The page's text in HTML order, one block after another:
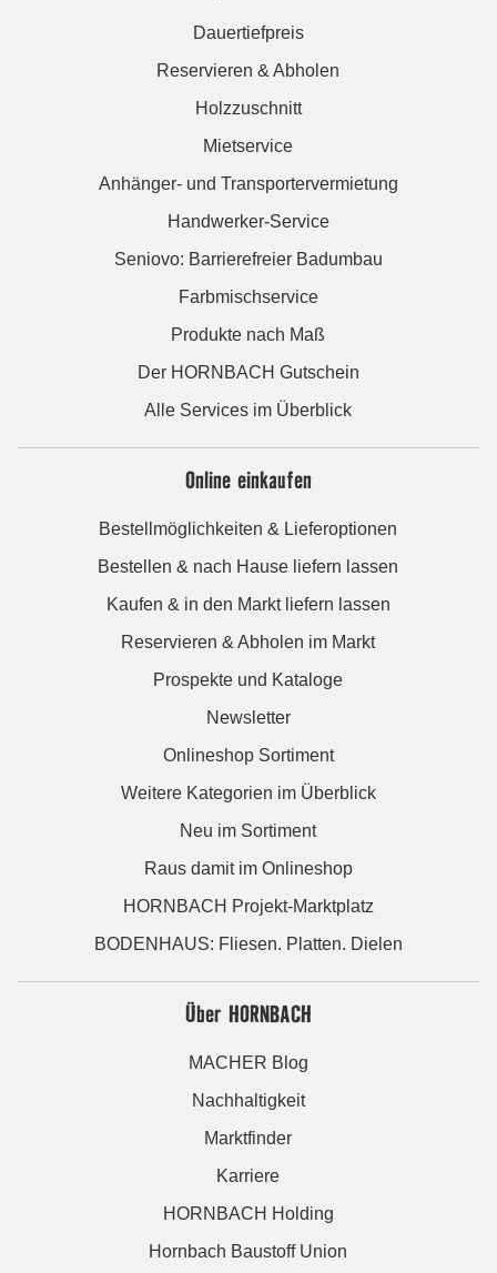
Dauertiefpreis
Reservieren & Abholen
Holzzuschnitt
Mietservice
Anhänger- und Transportervermietung
Handwerker-Service
Seniovo: Barrierefreier Badumbau
Farbmischservice
Produkte nach Maß
Der HORNBACH Gutschein
Alle Services im Überblick
Online einkaufen
Bestellmöglichkeiten & Lieferoptionen
Bestellen & nach Hause liefern lassen
Kaufen & in den Markt liefern lassen
Reservieren & Abholen im Markt
Prospekte und Kataloge
Newsletter
Onlineshop Sortiment
Weitere Kategorien im Überblick
Neu im Sortiment
Raus damit im Onlineshop
HORNBACH Projekt-Marktplatz
BODENHAUS: Fliesen. Platten. Dielen
Über HORNBACH
MACHER Blog
Nachhaltigkeit
Marktfinder
Karriere
HORNBACH Holding
Hornbach Baustoff Union